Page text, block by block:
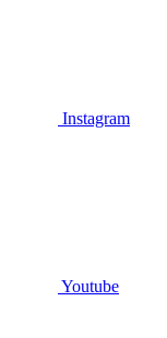
Instagram
Youtube